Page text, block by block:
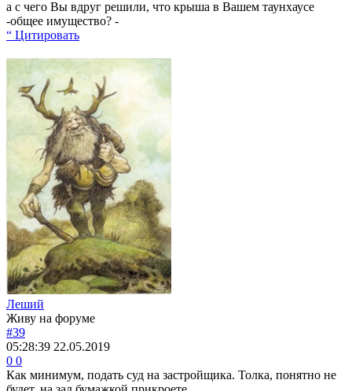
а с чего Вы вдруг решили, что крыша в Вашем таунхаусе
-общее имущество? -
“ Цитировать
Леший
Живу на форуме
#39
05:28:39 22.05.2019
0 0
Как минимум, подать суд на застройщика. Толка, понятно не